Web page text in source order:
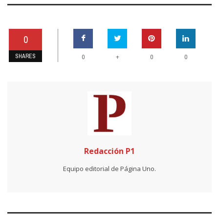
0
SHARES 0 + 0 0
Redacción P1
Equipo editorial de Página Uno.